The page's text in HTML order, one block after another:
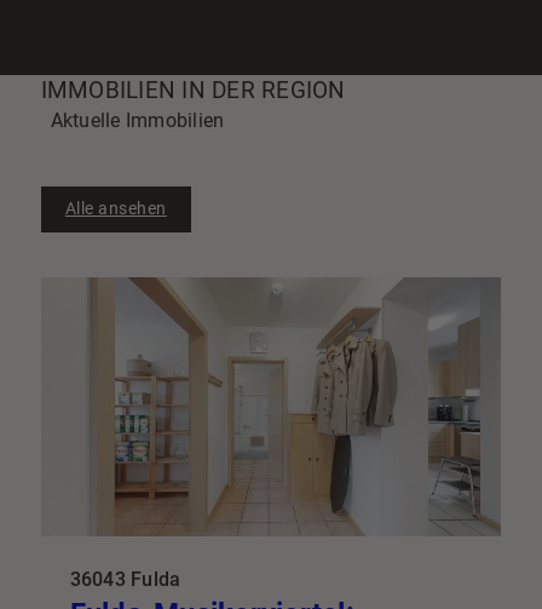
IMMOBILIEN IN DER REGION
Aktuelle Immobilien
Alle ansehen
36043 Fulda